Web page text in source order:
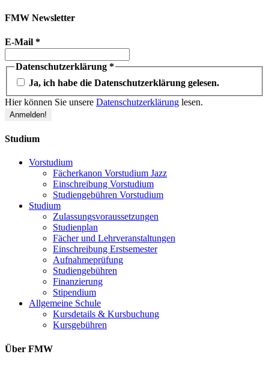
FMW Newsletter
E-Mail *
Datenschutzerklärung *
Ja, ich habe die Datenschutzerklärung gelesen.
Hier können Sie unsere Datenschutzerklärung lesen.
Studium
Vorstudium
Fächerkanon Vorstudium Jazz
Einschreibung Vorstudium
Studiengebühren Vorstudium
Studium
Zulassungsvoraussetzungen
Studienplan
Fächer und Lehrveranstaltungen
Einschreibung Erstsemester
Aufnahmeprüfung
Studiengebühren
Finanzierung
Stipendium
Allgemeine Schule
Kursdetails & Kursbuchung
Kursgebühren
Über FMW